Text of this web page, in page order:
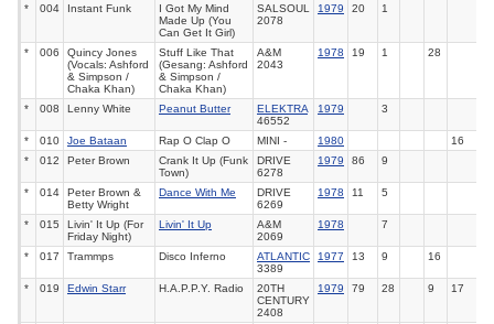
* 004 Instant Funk
I Got My Mind
Made Up (You
Can Get It Girl)
SALSOUL
2078
1979 20 1
* 006
Quincy Jones
(Vocals: Ashford
& Simpson /
Chaka Khan)
Stuff Like That
(Gesang: Ashford
& Simpson /
Chaka Khan)
A&M
2043
1978 19 1 28
* 008 Lenny White Peanut Butter
ELEKTRA
46552
1979 3
* 010 Joe Bataan Rap O Clap O MINI - 1980
16
*
012 Peter Brown
Crank It Up (Funk
Town)
DRIVE
6278
1979 86 9
* 014
Peter Brown &
Betty Wright
Dance With Me
DRIVE
6269
1978 11 5
* 015
Livin' It Up (For
Friday Night)
Livin' It Up
A&M
2069
1978 7
* 017 Trammps Disco Inferno
ATLANTIC
3389
1977 13 9 16
* 019 Edwin Starr H.A.P.P.Y. Radio
20TH
CENTURY
2408
1979 79 28 9 17